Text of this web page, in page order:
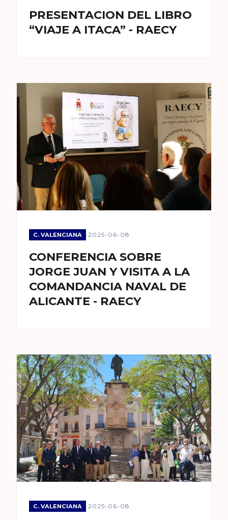
PRESENTACION DEL LIBRO
“VIAJE A ITACA” - RAECY
C. VALENCIANA 2025-06-08
CONFERENCIA SOBRE
JORGE JUAN Y VISITA A LA
COMANDANCIA NAVAL DE
ALICANTE - RAECY
C. VALENCIANA 2025-06-08